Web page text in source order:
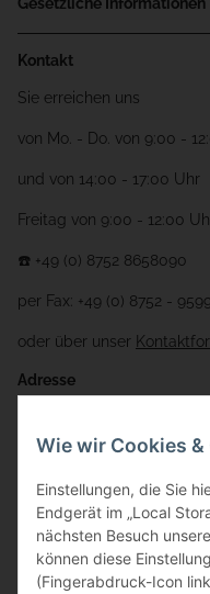
Kontakt
Sie erreichen uns
von Mo. - Do. von 9:00 -
und von 14:00 - 17:00 Uhr
Freitag von 9:00 - 12:00
☎️ +49 (0) 8752 8658090
per Fax: +49 (0) 8752 - 9599
oder über unser
Adresse
Gewerbering 17
84072 Au i.d. Hallertau
info@bauer-tore.de
Wie wir Cookies &
Einstellungen, die Sie
Endgerät im „Local
nächsten Besuch
können diese
(Fingerabdruck-Icon